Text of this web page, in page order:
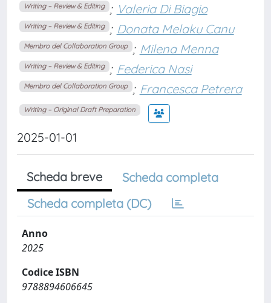
Writing – Review & Editing ; Valeria Di Biagio
Writing – Review & Editing ; Donata Melaku Canu
Membro del Collaboration Group ; Milena Menna
Writing – Review & Editing ; Federica Nasi
Membro del Collaboration Group ; Francesca Petrera
Writing – Original Draft Preparation
2025-01-01
Scheda breve
Scheda completa
Scheda completa (DC)
Anno
2025
Codice ISBN
9788894606645